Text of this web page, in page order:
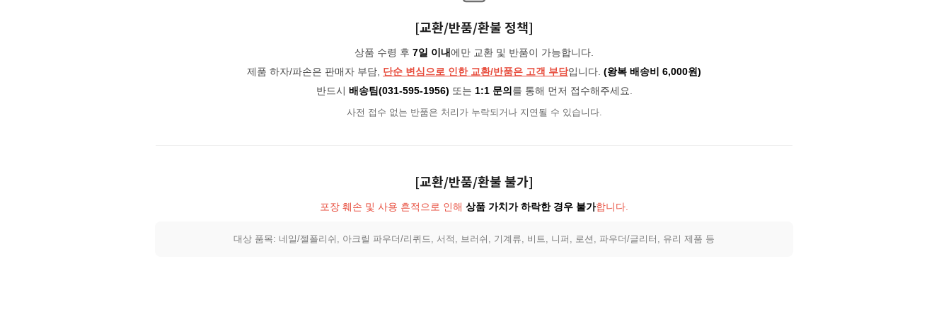
[교환/반품/환불 정책]
상품 수령 후 7일 이내에만 교환 및 반품이 가능합니다.
제품 하자/파손은 판매자 부담, 단순 변심으로 인한 교환/반품은 고객 부담입니다. (왕복 배송비 6,000원)
반드시 배송팀(031-595-1956) 또는 1:1 문의 를 통해 먼저 접수해주세요.
사전 접수 없는 반품은 처리가 누락되거나 지연될 수 있습니다.
[교환/반품/환불 불가]
포장 훼손 및 사용 흔적으로 인해 상품 가치가 하락한 경우 불가합니다.
대상 품목: 네일/젤폴리쉬, 아크릴 파우더/리퀴드, 서적, 브러쉬, 기계류, 비트, 니퍼, 로션, 파우더/글리터, 유리 제품 등